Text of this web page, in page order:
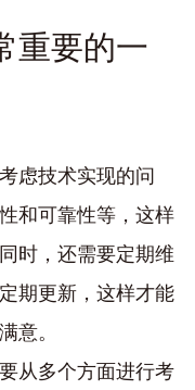
重要的一
虑技术实现的问
和可靠性等，这样
时，还需要定期维
期更新，这样才能
意。
从多个方面进行考